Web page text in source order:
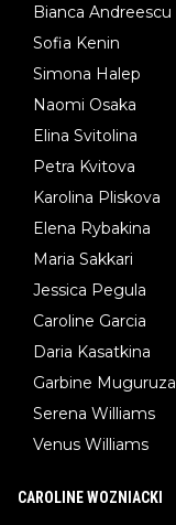
Bianca Andreescu
Sofia Kenin
Simona Halep
Naomi Osaka
Elina Svitolina
Petra Kvitova
Karolina Pliskova
Elena Rybakina
Maria Sakkari
Jessica Pegula
Caroline Garcia
Daria Kasatkina
Garbine Muguruza
Serena Williams
Venus Williams
CAROLINE WOZNIACKI